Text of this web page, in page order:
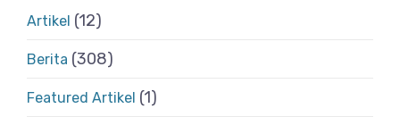
Artikel (12)
Berita (308)
Featured Artikel (1)